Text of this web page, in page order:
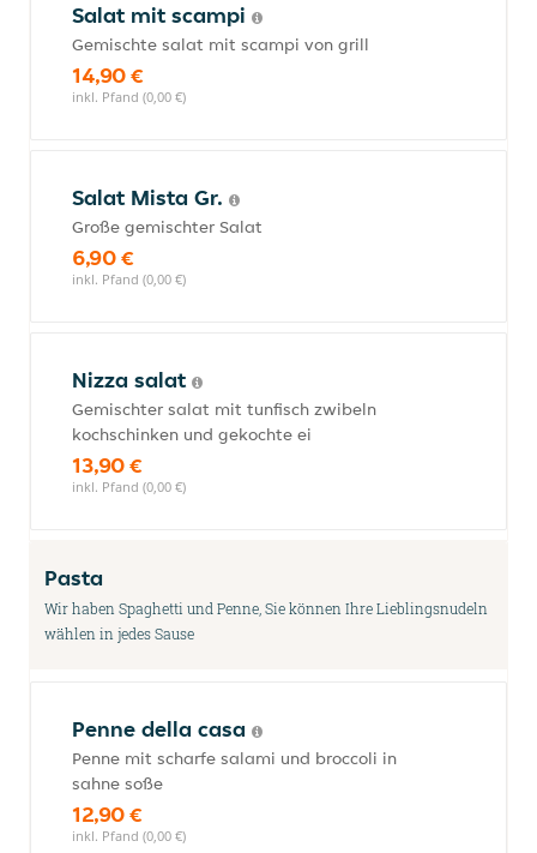
Salat mit scampi
Gemischte salat mit scampi von grill
14,90 €
inkl. Pfand (0,00 €)
Salat Mista Gr.
Große gemischter Salat
6,90 €
inkl. Pfand (0,00 €)
Nizza salat
Gemischter salat mit tunfisch zwibeln
kochschinken und gekochte ei
13,90 €
inkl. Pfand (0,00 €)
Pasta
Wir haben Spaghetti und Penne, Sie können Ihre Lieblingsnudeln
wählen in jedes Sause
Penne della casa
Penne mit scharfe salami und broccoli in
sahne soße
12,90 €
inkl. Pfand (0,00 €)